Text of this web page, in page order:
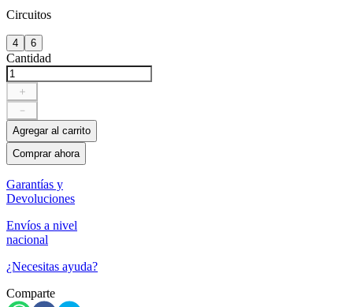
Circuitos
4 6
Cantidad
＋
－
Agregar al carrito
Comprar ahora
Garantías y
Devoluciones
Envíos a nivel
nacional
¿Necesitas ayuda?
Comparte